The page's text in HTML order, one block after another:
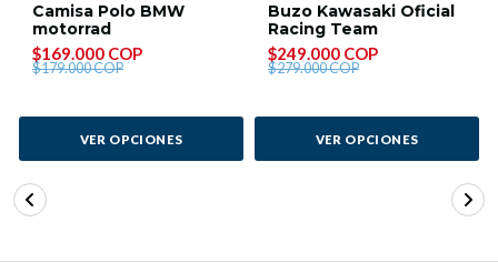
Camisa Polo BMW
motorrad
$169.000 COP
$179.000 COP
VER OPCIONES
Buzo Kawasaki Oficial
Racing Team
$249.000 COP
$279.000 COP
VER OPCIONES